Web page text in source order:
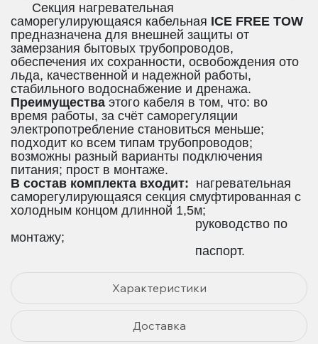
Секция нагревательная
саморегулирующаяся кабельная ICE FREE TOW
предназначена для внешней защиты от
замерзания бытовых трубопроводов,
обеспечения их сохранности, освобождения ото
льда, качественной и надежной работы,
стабильного водоснабжение и дренажа.
Преимущества этого кабеля в том, что: во
время работы, за счёт саморегуляции
электропотребление становиться меньше;
подходит ко всем типам трубопроводов;
возможны разный варианты подключения
питания; прост в монтаже.
В состав комплекта входит: нагревательная
саморегулирующаяся секция смуфтированная с
холодным концом длинной 1,5м;
руководство по
монтажу;
паспорт.
Характеристики
Доставка